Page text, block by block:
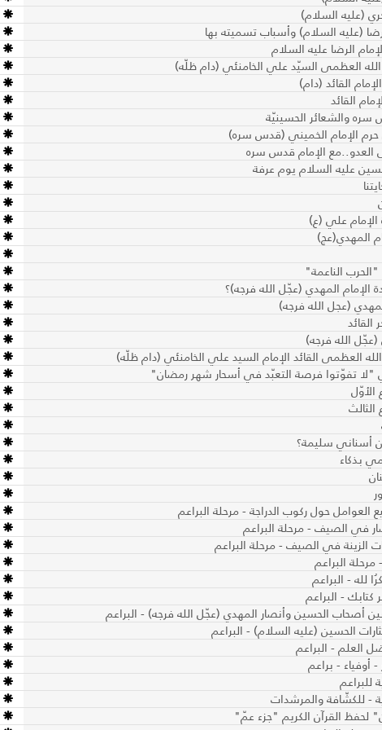
(عليه السلام)
(عليه السلام) وأسباب تسميته بها
الرضا عليه السلام
الله العظمى السيّد علي الخامنئي (دام ظلّه)
القائد (دام)
القائد
سره والشعائر الحسينيّة
حرم الإمام الخميني (قدس سره)
العدو..مع الإمام قدس سره
عليه السلام يوم عرفة
الإمام علي (ع)
المهدي(عج)
الناعمة"
الإمام المهدي (عجّل الله فرجه)؟
(عجل الله فرجه)
الله فرجه)
العظمى القائد الإمام السيد علي الخامنئي (دام ظلّه)
"لا تفوّتوا فرصة التعبّد في أسحار شهر رمضان"
الأوّل
الثالث
لله - البراعم
كتابك - البراعم
أصحاب الحسين وأنصار المهدي (عجّل الله فرجه) - البراعم
الحسين (عليه السلام) - البراعم
العلم - البراعم
أوفياء - براعم
للبراعم
- للكشّافة والمرشدات
لحفظ القرآن الكريم "جزء عمّ"